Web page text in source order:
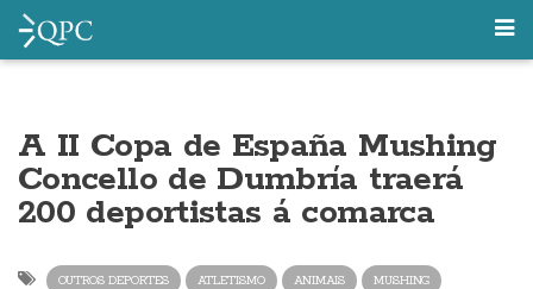
A II Copa de España Mushing
Concello de Dumbría traerá
200 deportistas á comarca
OUTROS DEPORTES ATLETISMO ANIMAIS MUSHING